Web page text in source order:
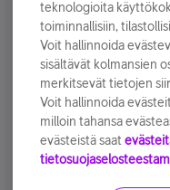
Tilaa nyt
teknologioita
toiminnallisiin,
Voit hallinnoida
sisältävät kolmansien
merkitsevät tietojen
Voit hallinnoida
milloin tahansa
evästeistä saat